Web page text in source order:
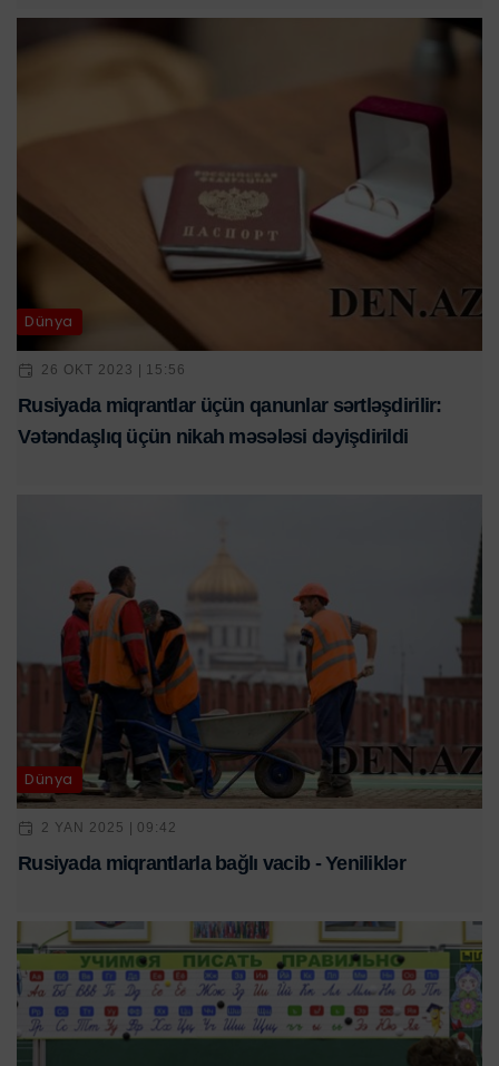
Dünya
26 OKT 2023 | 15:56
Rusiyada miqrantlar üçün qanunlar sərtləşdirilir:
Vətəndaşlıq üçün nikah məsələsi dəyişdirildi
Dünya
2 YAN 2025 | 09:42
Rusiyada miqrantlarla bağlı vacib - Yeniliklər